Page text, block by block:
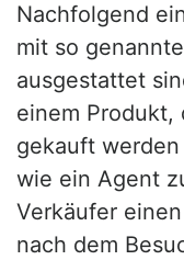
Nachfolgend
mit so
ausgestattet
einem Produkt,
gekauft
wie ein Agent
Verkäufer
nach dem